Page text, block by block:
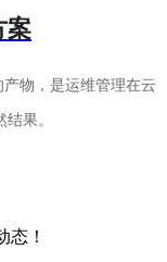
案
物，是运维管理在云
果。
态！